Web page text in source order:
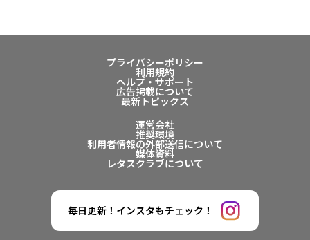
プライバシーポリシー
利用規約
ヘルプ・サポート
広告掲載について
最新トピックス
運営会社
推奨環境
利用者情報の外部送信について
媒体資料
レタスクラブについて
毎日更新！インスタもチェック！